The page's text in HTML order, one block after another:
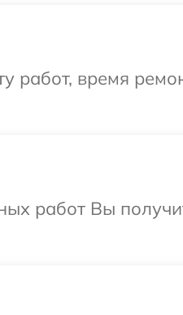
работ, время
работ Вы